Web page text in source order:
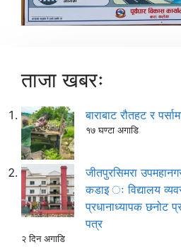
ताजा खबरः
बाराबाट रौतहट र
१७ घण्टा अगाडि
जीतपुरसिमरा
कडाइ ः विद्यालय
प्रधानाध्यापक छनोट
पत्र
२ दिन अगाडि